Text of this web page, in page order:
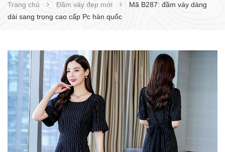
Trang chủ Đầm váy đẹp mới
Mã B287: đầm váy dáng
dài sang trọng cao cấp Pc hàn quốc